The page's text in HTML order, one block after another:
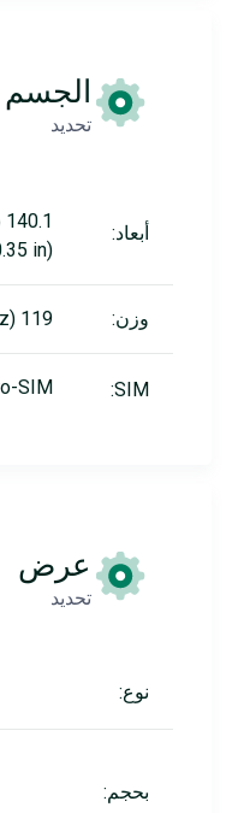
الجسم
تحديد
أبعاد:
in)
وزن: 119 g (4.20 oz)
SIM:
SIM
عرض
تحديد
نوع:
بحجم: